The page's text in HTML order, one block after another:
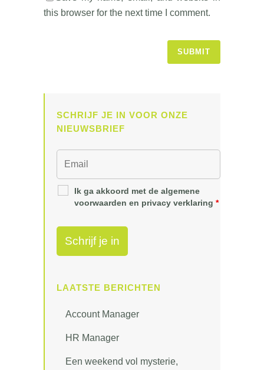
this browser for the next time I comment.
SCHRIJF JE IN VOOR ONZE
NIEUWSBRIEF
Ik ga akkoord met de algemene
voorwaarden en privacy verklaring *
LAATSTE BERICHTEN
Account Manager
HR Manager
Een weekend vol mysterie,